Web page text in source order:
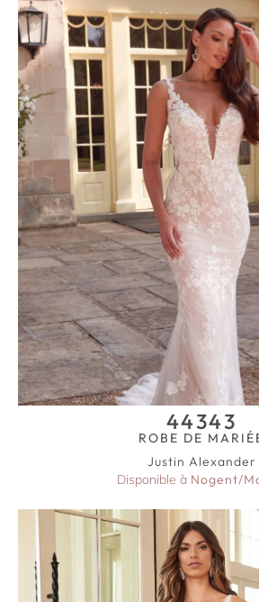
44343
ROBE DE
Justin Alexander
Disponible à Nogent/